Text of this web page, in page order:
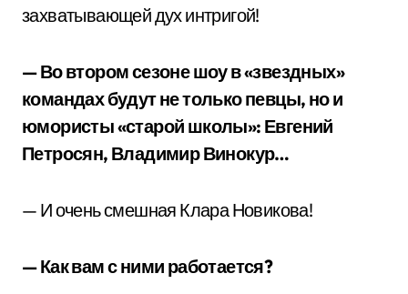
захватывающей дух интригой!
— Во втором сезоне шоу в «звездных»
командах будут не только певцы, но и
юмористы «старой школы»: Евгений
Петросян, Владимир Винокур…
— И очень смешная Клара Новикова!
— Как вам с ними работается?